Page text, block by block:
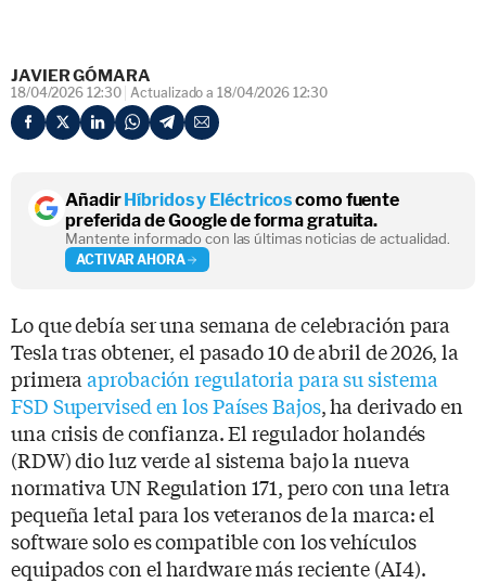
JAVIER GÓMARA
18/04/2026 12:30 Actualizado a 18/04/2026 12:30
AñadirHíbridos y Eléctricoscomo fuente
preferida de Google de forma gratuita.
Mantente informado con las últimas noticias de actualidad.
ACTIVAR AHORA
Lo que debía ser una semana de celebración para
Tesla tras obtener, el pasado 10 de abril de 2026, la
primeraaprobación regulatoria para su sistema
FSD Supervised en los Países Bajos, ha derivado en
una crisis de confianza. El regulador holandés
(RDW) dio luz verde al sistema bajo la nueva
normativa UN Regulation 171, pero con una letra
pequeña letal para los veteranos de la marca: el
software solo es compatible con los vehículos
equipados con el hardware más reciente (AI4).